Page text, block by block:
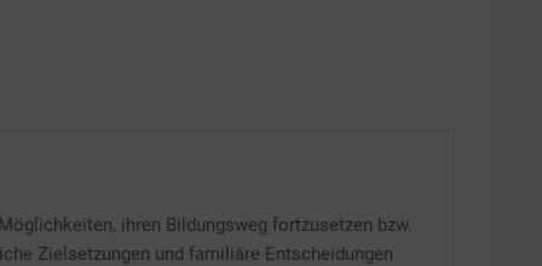
ihren Bildungsweg fortzusetzen bzw.
Zielsetzungen und familiäre Entscheidungen